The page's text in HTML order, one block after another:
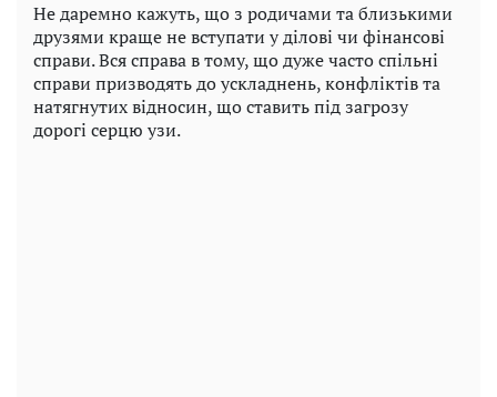
Не даремно кажуть, що з родичами та близькими
друзями краще не вступати у ділові чи фінансові
справи. Вся справа в тому, що дуже часто спільні
справи призводять до ускладнень, конфліктів та
натягнутих відносин, що ставить під загрозу
дорогі серцю узи.